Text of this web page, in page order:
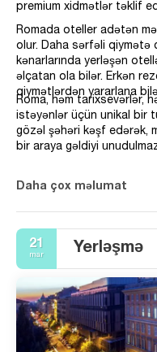
premium xidmətlər təklif
Romada oteller adətən
olur. Daha sərfəli qiymətə
kənarlarında yerləşən
əlçatan ola bilər. Erkən
qiymətlərdən yararlana
Roma, həm tarixsevərlər,
istəyənlər üçün unikal bir
gözəl şəhəri kəşf edərək,
bir araya gəldiyi
Daha çox məlumat
21
mar Yerləşmə